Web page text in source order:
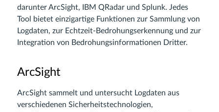
darunter ArcSight, IBM QRadar und Splunk. Jedes
Tool bietet einzigartige Funktionen zur Sammlung von
Logdaten, zur Echtzeit-Bedrohungserkennung und zur
Integration von Bedrohungsinformationen Dritter.
ArcSight
ArcSight sammelt und untersucht Logdaten aus
verschiedenen Sicherheitstechnologien,